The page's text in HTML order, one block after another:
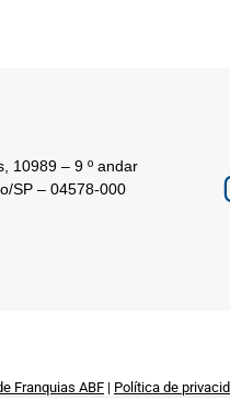
10989 – 9 º andar
SP – 04578-000
Franquias ABF | Política de